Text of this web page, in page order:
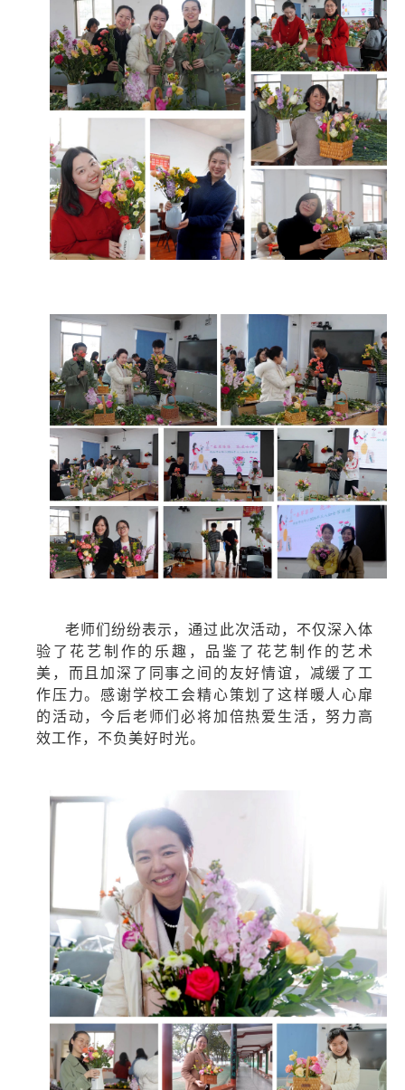
老师们纷纷表示，通过 此次活动， 不仅深入体
验了花艺制作的乐趣， 品鉴了 花艺制作的艺术
美， 而且加深了同事之间的友好情谊， 减缓了工
作压力。感谢学校工 会精心策划了这样暖人心扉
的活动，今后老师们必将加倍热爱生活，努力 高
效工作， 不负美好时光。